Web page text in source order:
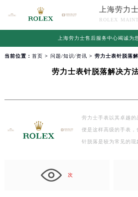
上海劳力
ROLEX
上海劳力士售后服务中心竭诚为
当前位置： 首页 > 问题/知识/资讯 > 劳力士表针脱落
劳力士表针脱落解决方
劳力士手表以其卓越
便是这样高级的手表
针脱落是较为常见的
次